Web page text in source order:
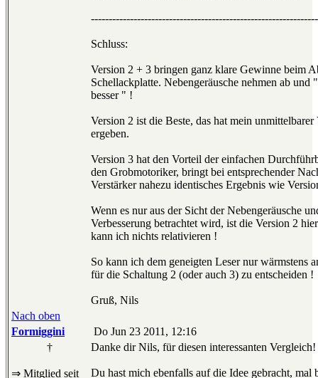
Schluss:
Version 2 + 3 bringen ganz klare Gewinne beim
Schellackplatte. Nebengeräusche nehmen ab und
besser " !
Version 2 ist die Beste, das hat mein unmittelbarer
ergeben.
Version 3 hat den Vorteil der einfachen
den Grobmotoriker, bringt bei entsprechender
Verstärker nahezu identisches Ergebnis wie
Wenn es nur aus der Sicht der Nebengeräusche
Verbesserung betrachtet wird, ist die Version 2
kann ich nichts relativieren !
So kann ich dem geneigten Leser nur wärmstens
für die Schaltung 2 (oder auch 3) zu entscheiden !
Gruß, Nils
Nach oben
Formiggini
Do Jun 23 2011, 12:16
†
⇒ Mitglied seit
Danke dir Nils, für diesen interessanten Vergleich!
Du hast mich ebenfalls auf die Idee gebracht, mal